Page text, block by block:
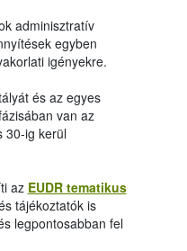
adminisztratív
egyben
igényekre.
és az egyes
van az
30-ig kerül
az EUDR tematikus
tájékoztatók is
legpontosabban fel